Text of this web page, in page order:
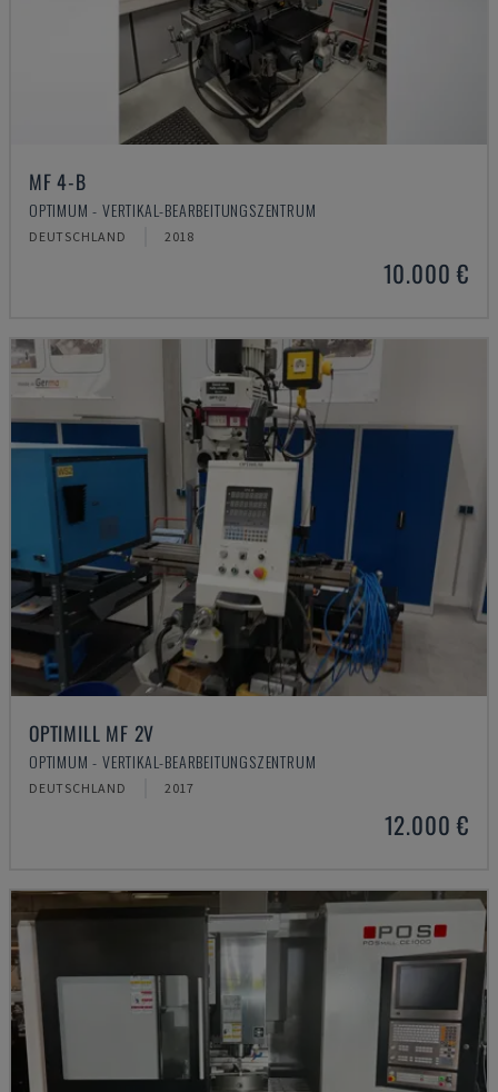
MF 4-B
OPTIMUM - VERTIKAL-BEARBEITUNGSZENTRUM
DEUTSCHLAND 2018
10.000 €
OPTIMILL MF 2V
OPTIMUM - VERTIKAL-BEARBEITUNGSZENTRUM
DEUTSCHLAND 2017
12.000 €